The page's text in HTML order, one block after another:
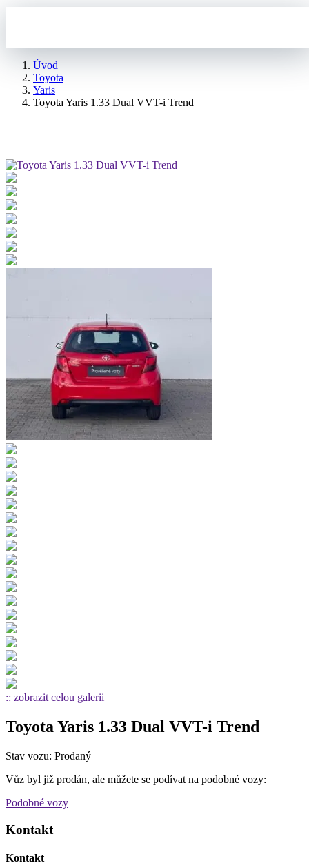
Úvod
Toyota
Yaris
Toyota Yaris 1.33 Dual VVT-i Trend
:: zobrazit celou galerii
Toyota Yaris 1.33 Dual VVT-i Trend
Stav vozu: Prodaný
Vůz byl již prodán, ale můžete se podívat na podobné vozy:
Podobné vozy
Kontakt
Kontakt